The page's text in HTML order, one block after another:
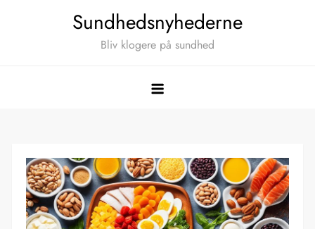
Sundhedsnyhederne
Bliv klogere på sundhed